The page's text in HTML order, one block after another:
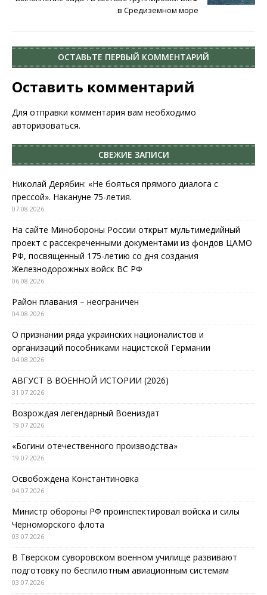
в Средиземном море
ОСТАВЬТЕ ПЕРВЫЙ КОММЕНТАРИЙ
Оставить комментарий
Для отправки комментария вам необходимо
авторизоваться.
СВЕЖИЕ ЗАПИСИ
Николай Дерябин: «Не бояться прямого диалога с
прессой». Накануне 75-летия.
07.08.2026
На сайте Минобороны России открыт мультимедийный
проект с рассекреченными документами из фондов ЦАМО
РФ, посвященный 175-летию со дня создания
Железнодорожных войск ВС РФ
06.08.2026
Район плавания – неограничен
04.08.2026
О признании ряда украинских националистов и
организаций пособниками нацистской Германии
04.08.2026
АВГУСТ В ВОЕННОЙ ИСТОРИИ (2026)
31.07.2026
Возрождая легендарный Воениздат
19.07.2026
«Богини отечественного производства»
19.07.2026
Освобождена Константиновка
04.07.2026
Министр обороны РФ проинспектировал войска и силы
Черноморского флота
03.07.2026
В Тверском суворовском военном училище развивают
подготовку по беспилотным авиационным системам
03.07.2026